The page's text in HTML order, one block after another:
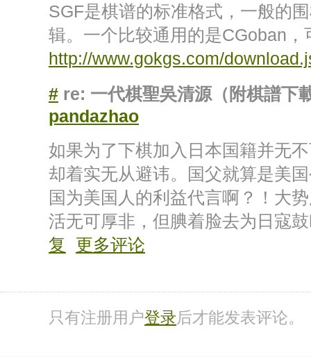
SGF是棋谱的标准格式，一般的
辑。一个比较通用的是CGoban
http://www.gokgs.com/
# re: 一代棋聖吳清源（附棋譜下
pandazhao
如果为了下棋加入日本国籍并无
却着实无从避讳。国父就算是美
国为美国人的利益代言啊？！大
活无可厚非，但腆着脸去为日寇
复
更多评论
只有注册用户登录后才能发表评论。